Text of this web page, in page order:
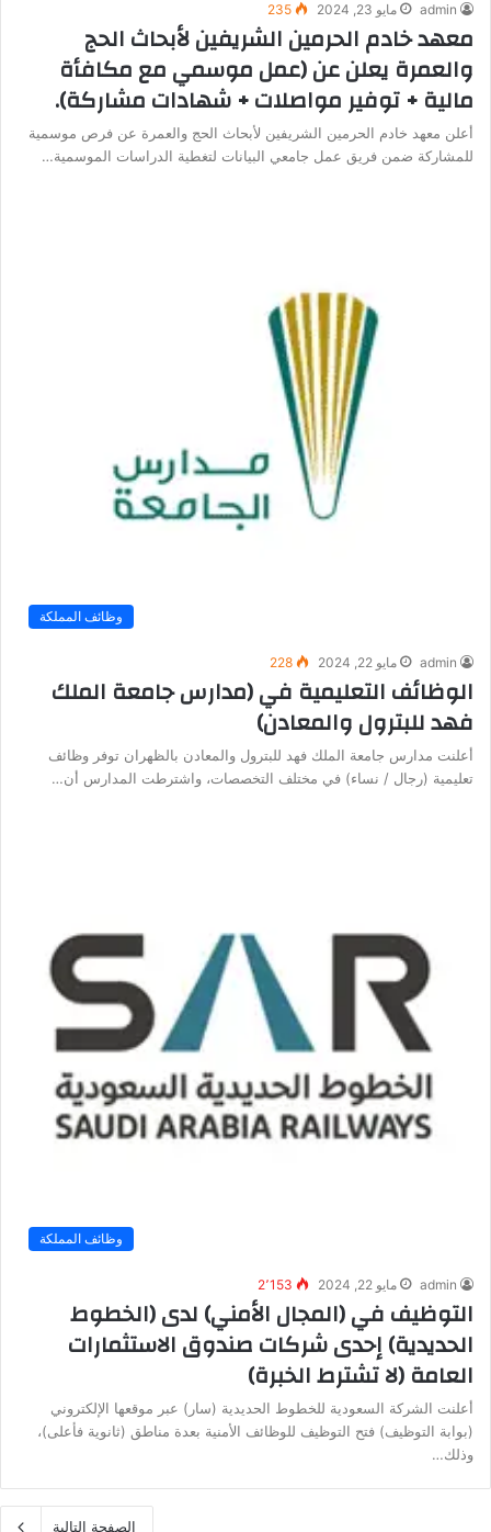
admin مايو 23, 2024 235
معهد خادم الحرمين الشريفين لأبحاث الحج
والعمرة يعلن عن (عمل موسمي مع مكافأة
مالية + توفير مواصلات + شهادات مشاركة).
أعلن معهد خادم الحرمين الشريفين لأبحاث الحج والعمرة عن فرص موسمية
للمشاركة ضمن فريق عمل جامعي البيانات لتغطية الدراسات الموسمية…
وظائف المملكة
admin مايو 22, 2024 228
الوظائف التعليمية في (مدارس جامعة الملك
فهد للبترول والمعادن)
أعلنت مدارس جامعة الملك فهد للبترول والمعادن بالظهران توفر وظائف
تعليمية (رجال / نساء) في مختلف التخصصات، واشترطت المدارس أن…
وظائف المملكة
admin مايو 22, 2024 2٬153
التوظيف في (المجال الأمني) لدى (الخطوط
الحديدية) إحدى شركات صندوق الاستثمارات
العامة (لا تشترط الخبرة)
أعلنت الشركة السعودية للخطوط الحديدية (سار) عبر موقعها الإلكتروني
(بوابة التوظيف) فتح التوظيف للوظائف الأمنية بعدة مناطق (ثانوية فأعلى)،
وذلك…
الصفحة التالية